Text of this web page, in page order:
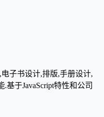
子书设计,排版,手册设计,
于JavaScript特性和公司